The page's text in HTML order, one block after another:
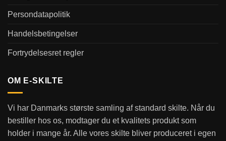
Persondatapolitik
Handelsbetingelser
Fortrydelsesret regler
OM E-SKILTE
Vi har Danmarks største samling af standard skilte. Når du
bestiller hos os, modtager du et kvalitets produkt som
holder i mange år. Alle vores skilte bliver produceret i egen